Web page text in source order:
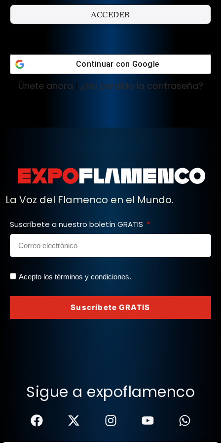
Continuar con Google
Únete ahora | ¿Ha perdido la contraseña?
La Voz del Flamenco en el Mundo.
Suscríbete a nuestro boletín GRATIS
Acepto los términos y condiciones.
Suscríbete GRATIS
Sigue a expoflamenco